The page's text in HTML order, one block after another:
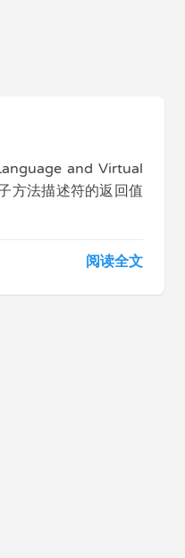
and Virtual
方法描述符的返回值
阅读全文